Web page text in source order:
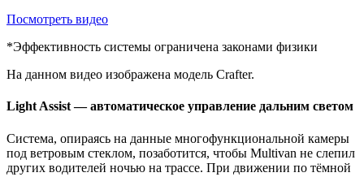
Посмотреть видео
*Эффективность системы ограничена законами физики
На данном видео изображена модель Crafter.
Light Assist — автоматическое управление дальним светом
Система, опираясь на данные многофункциональной камеры
под ветровым стеклом, позаботится, чтобы Multivan не слепил
других водителей ночью на трассе. При движении по тёмной